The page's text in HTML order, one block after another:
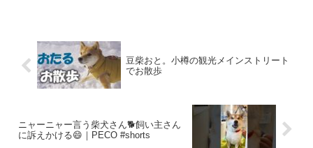
豆柴おと。小樽の観光メインストリート
でお散歩
ニャーニャー言う柴犬さん🐕飼い主さん
に訴えかける😄｜PECO #shorts